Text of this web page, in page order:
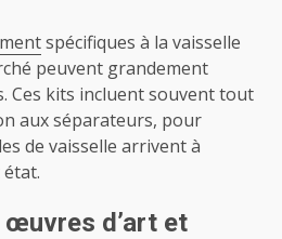
spécifiques à la vaisselle
peuvent grandement
Ces kits incluent souvent tout
aux séparateurs, pour
de vaisselle arrivent à
d’art et